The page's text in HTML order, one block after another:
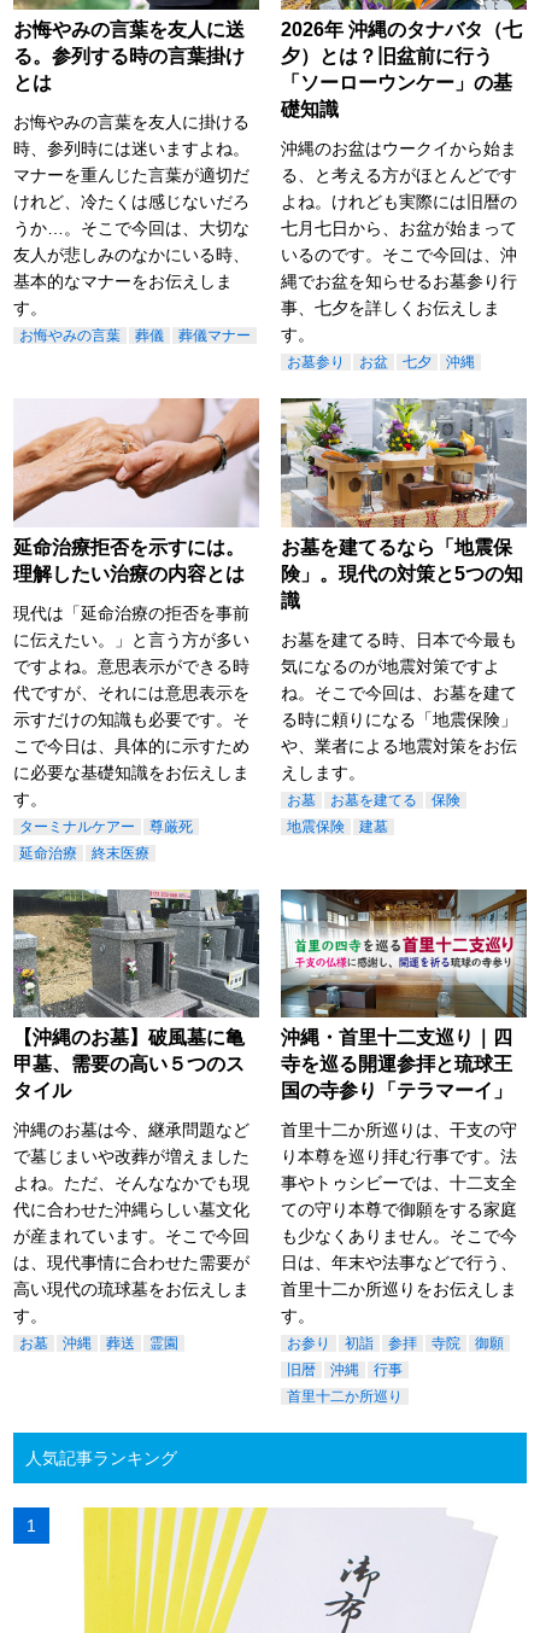
お悔やみの言葉を友人に送
る。参列する時の言葉掛け
とは
お悔やみの言葉を友人に掛ける
時、参列時には迷いますよね。
マナーを重んじた言葉が適切だ
けれど、冷たくは感じないだろ
うか…。そこで今回は、大切な
友人が悲しみのなかにいる時、
基本的なマナーをお伝えしま
す。
お悔やみの言葉 葬儀 葬儀マナー
2026年 沖縄のタナバタ（七
夕）とは？旧盆前に行う
「ソーローウンケー」の基
礎知識
沖縄のお盆はウークイから始ま
る、と考える方がほとんどです
よね。けれども実際には旧暦の
七月七日から、お盆が始まって
いるのです。そこで今回は、沖
縄でお盆を知らせるお墓参り行
事、七夕を詳しくお伝えしま
す。
お墓参り お盆 七夕 沖縄
延命治療拒否を示すには。
理解したい治療の内容とは
現代は「延命治療の拒否を事前
に伝えたい。」と言う方が多い
ですよね。意思表示ができる時
代ですが、それには意思表示を
示すだけの知識も必要です。そ
こで今日は、具体的に示すため
に必要な基礎知識をお伝えしま
す。
ターミナルケアー
尊厳死
延命治療
終末医療
お墓を建てるなら「地震保
険」。現代の対策と5つの知
識
お墓を建てる時、日本で今最も
気になるのが地震対策ですよ
ね。そこで今回は、お墓を建て
る時に頼りになる「地震保険」
や、業者による地震対策をお伝
えします。
お墓 お墓を建てる
保険
地震保険
建墓
【沖縄のお墓】破風墓に亀
甲墓、需要の高い５つのス
タイル
沖縄のお墓は今、継承問題など
で墓じまいや改葬が増えました
よね。ただ、そんななかでも現
代に合わせた沖縄らしい墓文化
が産まれています。そこで今回
は、現代事情に合わせた需要が
高い現代の琉球墓をお伝えしま
す。
お墓 沖縄 葬送 霊園
沖縄・首里十二支巡り｜四
寺を巡る開運参拝と琉球王
国の寺参り「テラマーイ」
首里十二か所巡りは、干支の守
り本尊を巡り拝む行事です。法
事やトゥシビーでは、十二支全
ての守り本尊で御願をする家庭
も少なくありません。そこで今
日は、年末や法事などで行う、
首里十二か所巡りをお伝えしま
す。
お参り 初詣 参拝 寺院
御願
旧暦
沖縄
行事
首里十二か所巡り
人気記事ランキング